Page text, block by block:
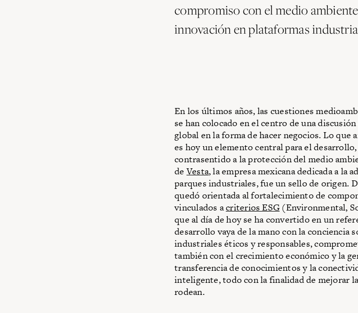
compromiso con el medio
innovación en plataformas
En los últimos años, las cuestiones
se han colocado en el centro de una
global en la forma de hacer negocios. Lo que
es hoy un elemento central para el
contrasentido a la protección del medio
deVesta, la empresa mexicana dedicada a la
parques industriales, fue un sello de origen.
quedó orientada al fortalecimiento de
vinculados acriterios ESG (Environmental,
que al día de hoy se ha convertido en un
desarrollo vaya de la mano con la conciencia
industriales éticos y responsables,
también con el crecimiento económico y la
transferencia de conocimientos y la
inteligente, todo con la finalidad de mejorar
rodean.